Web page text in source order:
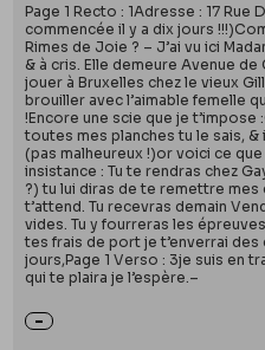
Page 1 Recto : 1Adresse : 17
commencée il y a dix jours
Rimes de Joie ? – J’ai vu ici
& à cris. Elle demeure Avenue
jouer à Bruxelles chez le vieux
brouiller avec l’aimable femelle
!Encore une scie que je
toutes mes planches tu le sais,
(pas malheureux !)or voici ce
insistance : Tu te rendras chez
?) tu lui diras de te remettre mes
t’attend. Tu recevras demain
vides. Tu y fourreras les
tes frais de port je t’enverrai
jours,Page 1 Verso : 3je suis en
qui te plaira je l’espère.–